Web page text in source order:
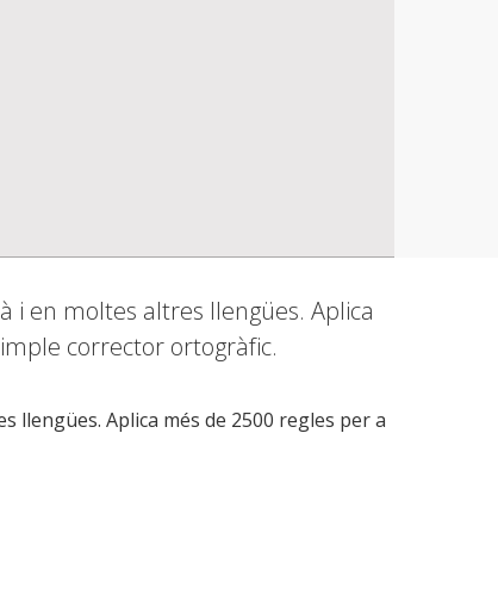
i en moltes altres llengües. Aplica
corrector ortogràfic.
llengües. Aplica més de 2500 regles per a